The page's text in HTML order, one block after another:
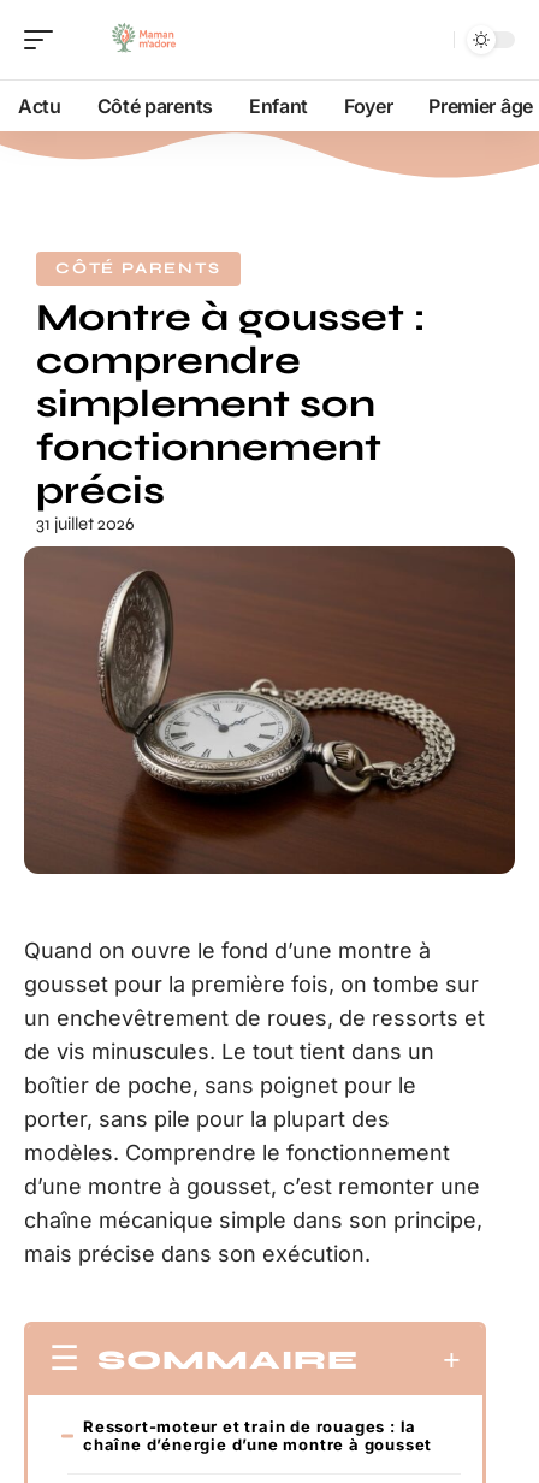
Actu Côté parents Enfant Foyer Premier âge
CÔTÉ PARENTS
Montre à gousset :
comprendre
simplement son
fonctionnement
précis
31 juillet 2026
Quand on ouvre le fond d’une montre à
gousset pour la première fois, on tombe sur
un enchevêtrement de roues, de ressorts et
de vis minuscules. Le tout tient dans un
boîtier de poche, sans poignet pour le
porter, sans pile pour la plupart des
modèles. Comprendre le fonctionnement
d’une montre à gousset, c’est remonter une
chaîne mécanique simple dans son principe,
mais précise dans son exécution.
SOMMAIRE
Ressort-moteur et train de rouages : la
chaîne d’énergie d’une montre à gousset